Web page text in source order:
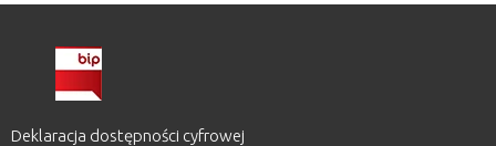
Deklaracja dostępności cyfrowej